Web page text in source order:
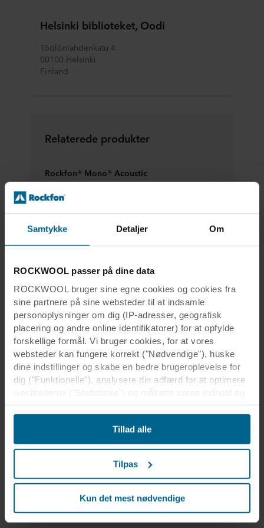
Samtykke Detaljer Om
ROCKWOOL passer på dine data
ROCKWOOL bruger sine egne cookies og cookies fra
sine partnere på sine websteder til at indsamle
personoplysninger om dig (IP-adresser, geografisk
placering og andre online identifikatorer) for at opfylde
forskellige formål. Vi bruger cookies, for at vores
websteder kan fungere korrekt ("Nødvendige"), huske
dine indstillinger og skabe en bedre brugeroplevelse for
dig ("Funktionelle"), analysere din adfærd for at optimere
annoncer på sociale medier og eksterne websteder
baseret på din adfærd på vores websteder
("Markedsføring"). Oplysninger om din brug af vores
websteder kan blive videregivet til vores partnere inden
forretningspartnere kan kombinere disse data med andre
oplysninger, som de tidligere har modtaget, eller som de
har indsamlet gennem din brug af deres tjenester.
Partneren kan være etableret i et usikkert tredjeland,
herunder USA, og ved at acceptere cookies anerkender
Tillad alle
Tilpas
Kun det mest nødvendige
Helsinki biblioteket, Oodi
Töölönlahdenkatu 4
00100 Helsinki
Finland
Relaterede produkter
Rockfon® Mono® Acoustic
Se, hvordan Rockfon Mono skaber ro ved